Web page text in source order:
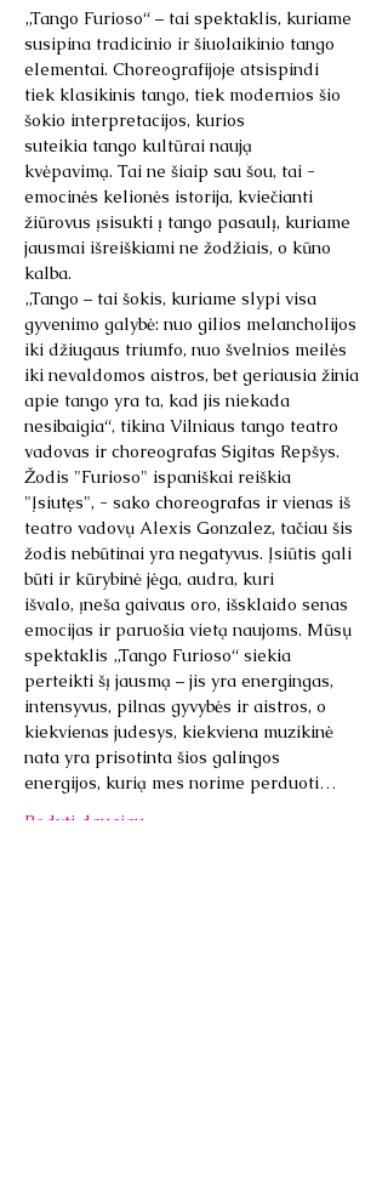
„Tango Furioso“ – tai spektaklis, kuriame
susipina tradicinio ir šiuolaikinio tango
elementai. Choreografijoje atsispindi
tiek klasikinis tango, tiek modernios šio
šokio interpretacijos, kurios
suteikia tango kultūrai naują
kvėpavimą. Tai ne šiaip sau šou, tai -
emocinės kelionės istorija, kviečianti
žiūrovus įsisukti į tango pasaulį, kuriame
jausmai išreiškiami ne žodžiais, o kūno
kalba.
„Tango – tai šokis, kuriame slypi visa
gyvenimo galybė: nuo gilios melancholijos
iki džiugaus triumfo, nuo švelnios meilės
iki nevaldomos aistros, bet geriausia žinia
apie tango yra ta, kad jis niekada
nesibaigia“, tikina Vilniaus tango teatro
vadovas ir choreografas Sigitas Repšys.
Žodis "Furioso" ispaniškai reiškia
"Įsiutęs", - sako choreografas ir vienas iš
teatro vadovų Alexis Gonzalez, tačiau šis
žodis nebūtinai yra negatyvus. Įsiūtis gali
būti ir kūrybinė jėga, audra, kuri
išvalo, įneša gaivaus oro, išsklaido senas
emocijas ir paruošia vietą naujoms. Mūsų
spektaklis „Tango Furioso“ siekia
perteikti šį jausmą – jis yra energingas,
intensyvus, pilnas gyvybės ir aistros, o
kiekvienas judesys, kiekviena muzikinė
nata yra prisotinta šios galingos
energijos, kurią mes norime perduoti…
Rodyti daugiau